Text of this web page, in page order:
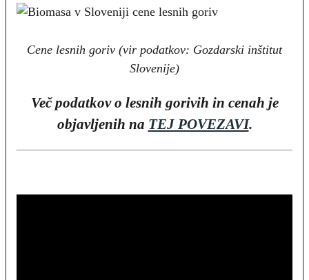
Cene lesnih goriv (vir podatkov: Gozdarski inštitut
Slovenije)
Več podatkov o lesnih gorivih in cenah je
objavljenih na TEJ POVEZAVI.